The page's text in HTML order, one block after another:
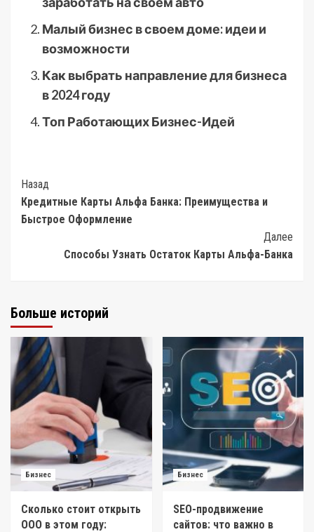
Малый бизнес в своем доме: идеи и
возможности
Как выбрать направление для бизнеса
в 2024 году
Топ Работающих Бизнес-Идей
Post
Navigation
Назад
Кредитные Карты Альфа Банка: Преимущества и
Быстрое Оформление
Далее
Способы Узнать Остаток Карты Альфа-Банка
Больше историй
Бизнес
Сколько стоит открыть
ООО в этом году:
Бизнес
SEO-продвижение
сайтов: что важно в